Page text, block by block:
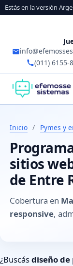
Estás en la versión
(011) 6155-
Inicio / Pymes y
sitios
de Entre
Cobertura en
responsive,
¿Buscásdiseño de